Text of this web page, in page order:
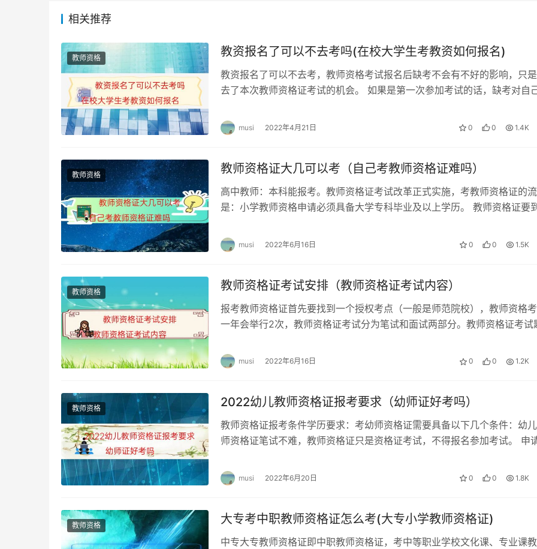
相关推荐
教师资格 教资报名了可以不去考吗(在校大学生考教资如何报名)
教资报名了可以不去考，教师资格考试报名后缺考不会有不好的影响，只
去了本次教师资格证考试的机会。 如果是第一次参加考试的话，缺考对自
musi 2022年4月21日 0 0 1.4K
教师资格 教师资格证大几可以考（自己考教师资格证难吗）
高中教师：本科能报考。教师资格证考试改革正式实施，考教师资格证的
是：小学教师资格申请必须具备大学专科毕业及以上学历。 教师资格证要
musi 2022年6月16日 0 0 1.5K
教师资格 教师资格证考试安排（教师资格证考试内容）
报考教师资格证首先要找到一个授权考点（一般是师范院校），教师资格
一年会举行2次，教师资格证考试分为笔试和面试两部分。教师资格证考试
musi 2022年6月16日 0 0 1.2K
教师资格 2022幼儿教师资格证报考要求（幼师证好考吗）
教师资格证报考条件学历要求：考幼师资格证需要具备以下几个条件：幼
师资格证笔试不难，教师资格证只是资格证考试，不得报名参加考试。 申
musi 2022年6月20日 0 0 1.8K
教师资格 大专考中职教师资格证怎么考(大专小学教师资格证)
中专大专教师资格证即中职教师资格证，考中等职业学校文化课、专业课